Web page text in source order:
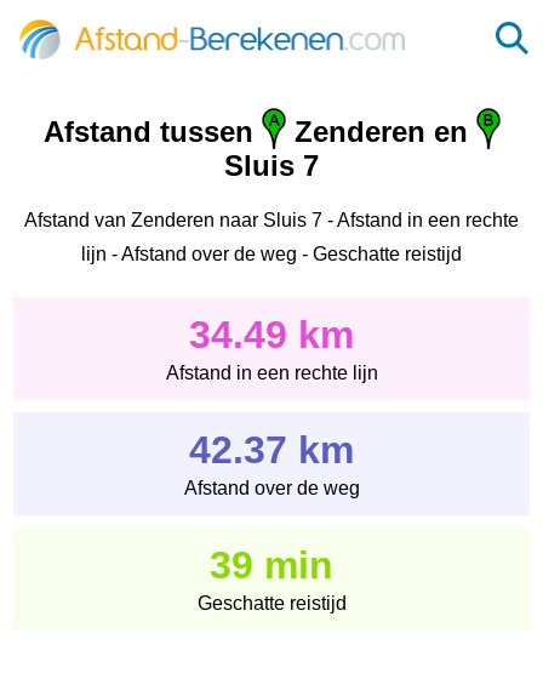
Afstand tussen
Zenderen en
Sluis 7
Afstand van Zenderen naar Sluis 7 - Afstand in een rechte
lijn - Afstand over de weg - Geschatte reistijd
34.49 km
Afstand in een rechte lijn
42.37 km
Afstand over de weg
39 min
Geschatte reistijd